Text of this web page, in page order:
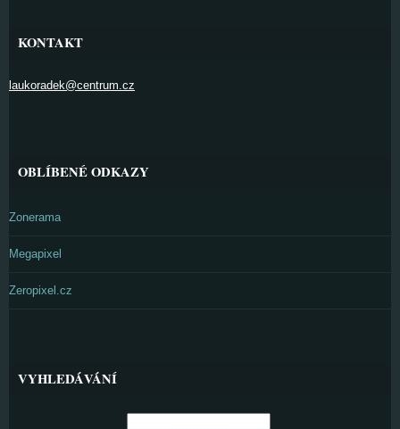
KONTAKT
laukoradek@centrum.cz
OBLÍBENÉ ODKAZY
Zonerama
Megapixel
Zeropixel.cz
VYHLEDÁVÁNÍ